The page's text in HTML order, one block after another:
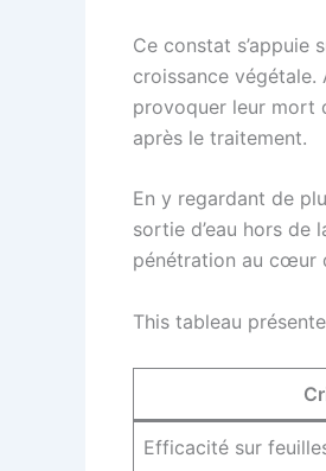
Ce constat s’appuie
croissance
provoquer leur mort
après le traitement.
En y regardant de
sortie d’eau hors de
pénétration au cœur
This tableau
Efficacité sur